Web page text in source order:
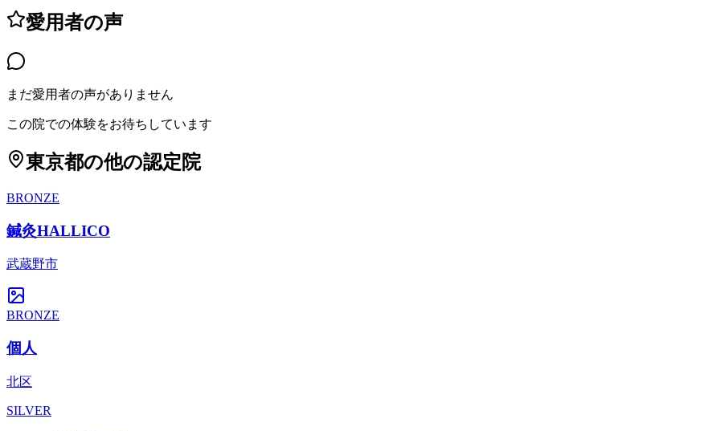
愛用者の声
まだ愛用者の声がありません
この院での体験をお待ちしています
東京都の他の認定院
BRONZE
鍼灸HALLICO
武蔵野市
BRONZE
個人
北区
SILVER